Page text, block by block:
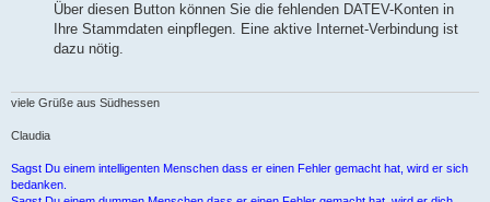
Über diesen Button können Sie die fehlenden DATEV-Konten in
Ihre Stammdaten einpflegen. Eine aktive Internet-Verbindung ist
dazu nötig.
viele Grüße aus Südhessen
Claudia
Sagst Du einem intelligenten Menschen dass er einen Fehler gemacht hat, wird er sich
bedanken.